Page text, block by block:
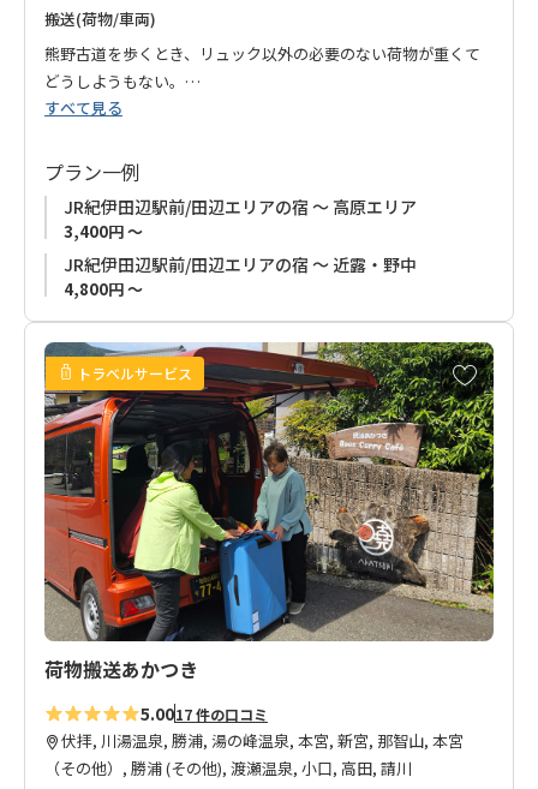
搬送(荷物/車両)
熊野古道を歩くとき、リュック以外の必要のない荷物が重くて
どうしようもない。
そんなとき、私達がお手伝いします。
長年大手運送会社に勤め得た経験と知識のあるオーナーが提供
する荷物搬送サービスです。
お荷物は専用BOXに入れての搬送のため、他のお荷物と直接触
れることが無く、小物の雑落、水漏れ等の心配もありません。
110Lを超える大型荷物は専用の袋に入れての搬送となりま
す。
ご予約いただいたお客様のお荷物はオリジナルデザインの木製
荷物タグでお届け。
ご旅行終了後は旅の記念にプレゼントします。
お荷物をお預かりして、当日ご宿泊のお宿までお届けしますの
で、安心で楽しい熊野古道歩きをお楽しみいただけます。
お荷物1個から格安な料金でお受けし安全にお届けいたします。
お気軽にお申し込みください。
すべて見る
プラン一例
JR紀伊田辺駅前/田辺エリアの宿 ～ 高原エリア
3,400円 ～
JR紀伊田辺駅前/田辺エリアの宿 ～ 近露・野中
4,800円 ～
トラベルサービス
お
気
に
入
り
に
追
加
荷物搬送あかつき
5.0017 件の口コミ
伏拝, 川湯温泉, 勝浦, 湯の峰温泉, 本宮, 新宮, 那智山, 本宮
（その他）, 勝浦 (その他), 渡瀬温泉, 小口, 高田, 請川